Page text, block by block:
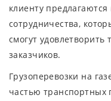
клиенту
сотрудничества,
смогут
заказчиков.
Грузоперевозки на
частью транспортных